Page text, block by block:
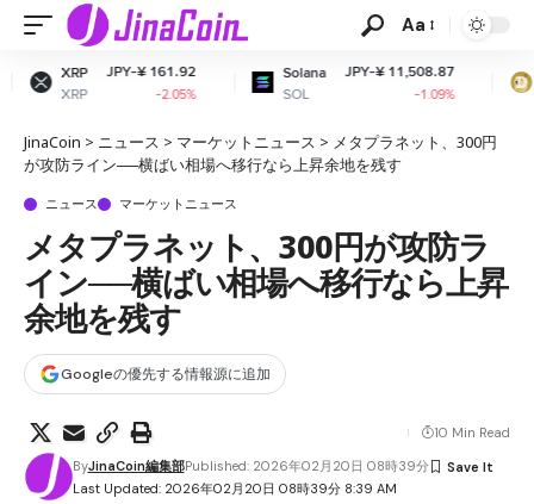
Aa
¥ 161.92
-2.05%
Solana
SOL
JPY-¥ 11,508.87
-1.09%
Dogecoin
DOGE
JinaCoin > ニュース > マーケットニュース > メタプラネット、300円
が攻防ライン──横ばい相場へ移行なら上昇余地を残す
ニュース マーケットニュース
メタプラネット、300円が攻防ラ
イン──横ばい相場へ移行なら上昇
余地を残す
Googleの優先する情報源に追加
Last Updated: 2026年02月20日 08時39分 8:39 AM
ByJinaCoin編集部Published: 2026年02月20日 08時39分
10 Min Read